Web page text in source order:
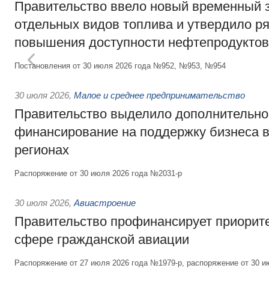
Правительство ввело новый временный
отдельных видов топлива и утвердило
повышения доступности нефтепродуктов
Постановления от 30 июля 2026 года №952, №953, №954
30 июля 2026, Малое и среднее предпринимательство
Правительство выделило
финансирование на поддержку бизнеса
регионах
Распоряжение от 30 июля 2026 года №2031-р
30 июля 2026, Авиастроение
Правительство профинансирует
сфере гражданской авиации
Распоряжение от 27 июля 2026 года №1979-р, распоряжение от 30